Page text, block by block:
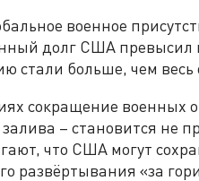
военное
долг США
стали больше, чем
сокращение военных
залива – становится
что США могут
развёртывания «за